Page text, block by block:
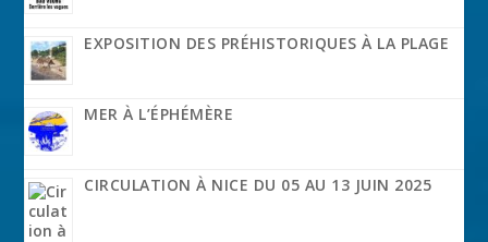
EXPOSITION DES PRÉHISTORIQUES À LA PLAGE
MER À L’ÉPHÉMÈRE
CIRCULATION À NICE DU 05 AU 13 JUIN 2025